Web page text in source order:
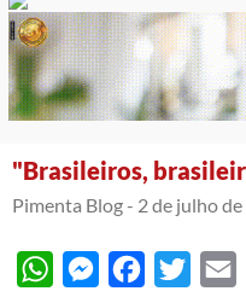
"Brasileiros,
Pimenta Blog - 2 de julho
WhatsAppMessengerFacebook
Twitter